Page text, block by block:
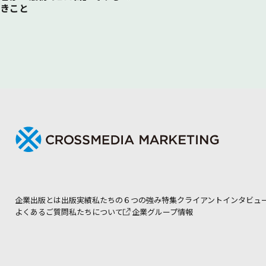
きこと
企業出版とは出版実績私たちの６つの強み特集クライアントインタビュ
よくあるご質問私たちについて 企業グループ情報